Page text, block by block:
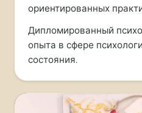
ориентированных
Дипломированный
опыта в сфере
состояния.